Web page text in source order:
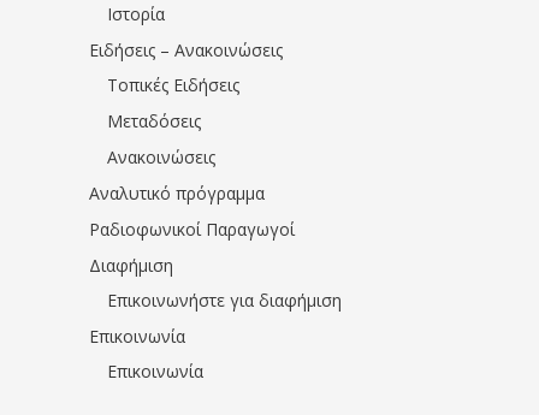
Ιστορία
Ειδήσεις – Ανακοινώσεις
Τοπικές Ειδήσεις
Μεταδόσεις
Ανακοινώσεις
Αναλυτικό πρόγραμμα
Ραδιοφωνικοί Παραγωγοί
Διαφήμιση
Επικοινωνήστε για διαφήμιση
Επικοινωνία
Επικοινωνία